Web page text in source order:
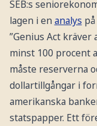
SEB:s
lagen i en analys
”Genius Act
minst 100 procent
måste reserverna
dollartillgångar i
amerikanska
statspapper. Ett